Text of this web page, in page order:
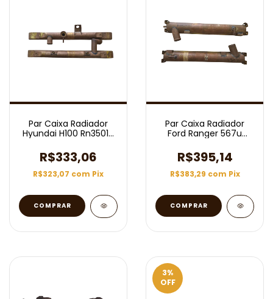
Par Caixa Radiador
Hyundai H100 Rn35016
R$333,06
R$323,07 com Pix
Par Caixa Radiador
Ford Ranger 567u
R$395,14
R$383,29 com Pix
3%
OFF